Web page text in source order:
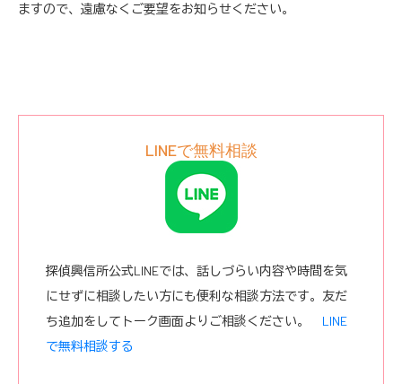
ますので、遠慮なくご要望をお知らせください。
LINEで無料相談
探偵興信所公式LINEでは、話しづらい内容や時間を気
にせずに相談したい方にも便利な相談方法です。友だ
ち追加をしてトーク画面よりご相談ください。 LINE
で無料相談する